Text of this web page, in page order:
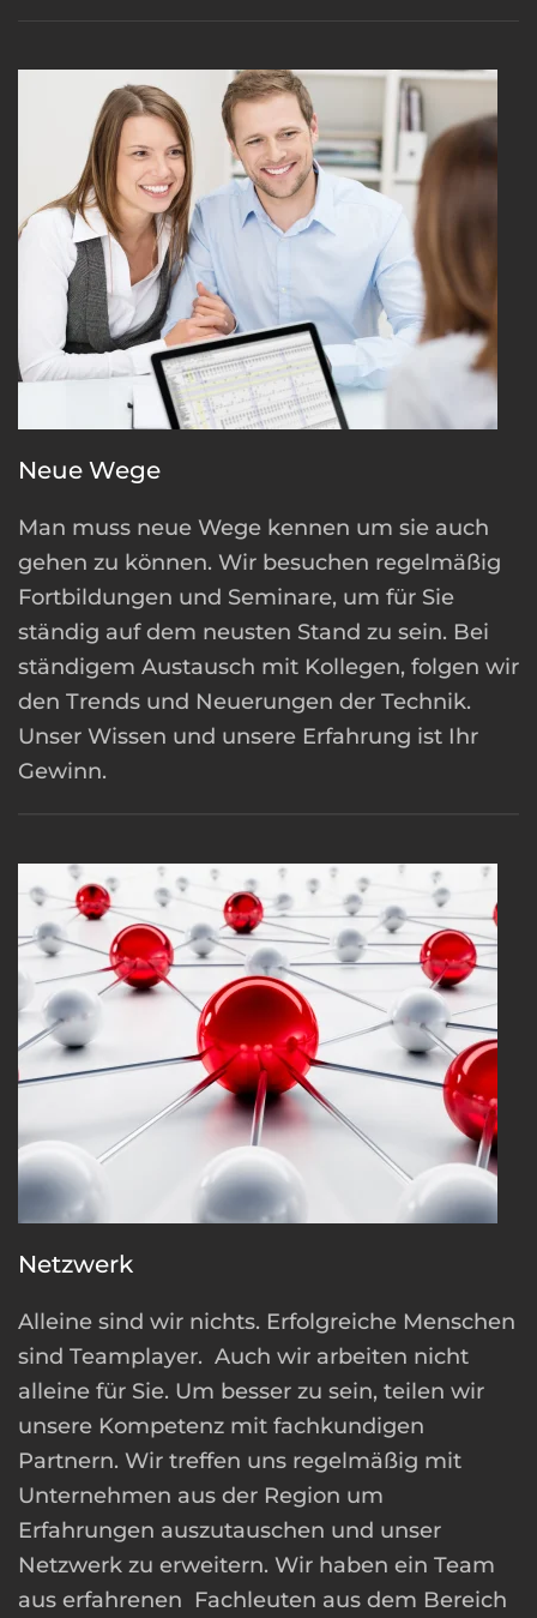
Neue Wege
Man muss neue Wege kennen um sie auch
gehen zu können. Wir besuchen regelmäßig
Fortbildungen und Seminare, um für Sie
ständig auf dem neusten Stand zu sein. Bei
ständigem Austausch mit Kollegen, folgen wir
den Trends und Neuerungen der Technik.
Unser Wissen und unsere Erfahrung ist Ihr
Gewinn.
Netzwerk
Alleine sind wir nichts. Erfolgreiche Menschen
sind Teamplayer. Auch wir arbeiten nicht
alleine für Sie. Um besser zu sein, teilen wir
unsere Kompetenz mit fachkundigen
Partnern. Wir treffen uns regelmäßig mit
Unternehmen aus der Region um
Erfahrungen auszutauschen und unser
Netzwerk zu erweitern. Wir haben ein Team
aus erfahrenen Fachleuten aus dem Bereich